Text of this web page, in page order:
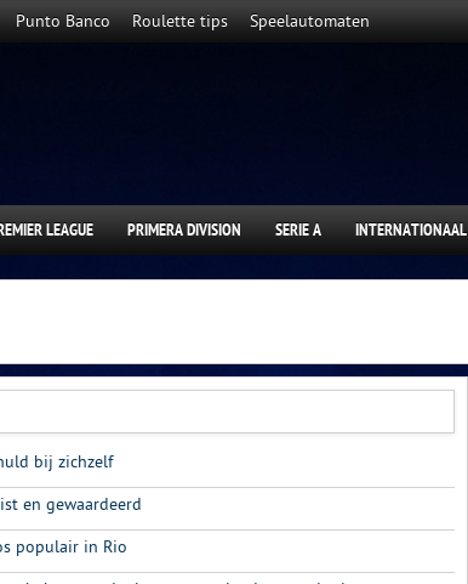
Punto Banco Roulette tips Speelautomaten
LEAGUE PRIMERA DIVISION SERIE A INTERNATIONAAL
bij zichzelf
en gewaardeerd
populair in Rio